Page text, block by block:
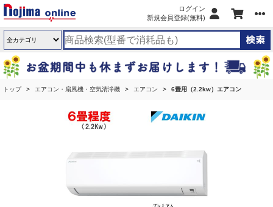
ログイン
新規会員登録(無料)
トップ エアコン・扇風機・空気清浄機 エアコン 6畳用（2.2kw）エアコン